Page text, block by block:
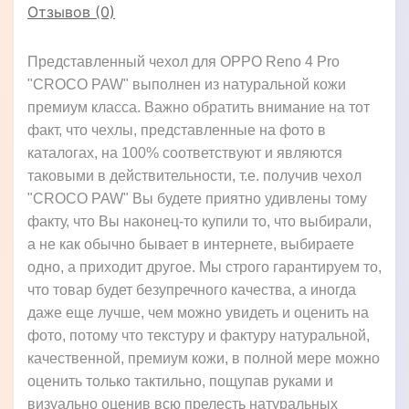
Отзывов (0)
Представленный чехол для OPPO Reno 4 Pro
"CROCO PAW" выполнен из натуральной кожи
премиум класса. Важно обратить внимание на тот
факт, что чехлы, представленные на фото в
каталогах, на 100% соответствуют и являются
таковыми в действительности, т.е. получив чехол
"CROCO PAW" Вы будете приятно удивлены тому
факту, что Вы наконец-то купили то, что выбирали,
а не как обычно бывает в интернете, выбираете
одно, а приходит другое. Мы строго гарантируем то,
что товар будет безупречного качества, а иногда
даже еще лучше, чем можно увидеть и оценить на
фото, потому что текстуру и фактуру натуральной,
качественной, премиум кожи, в полной мере можно
оценить только тактильно, пощупав руками и
визуально оценив всю прелесть натуральных